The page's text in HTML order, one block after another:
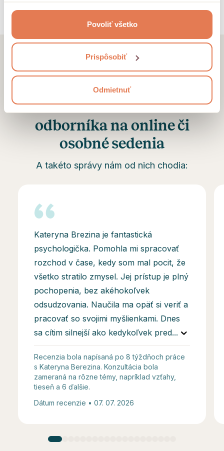
keď ste používali ich služby.
Povoliť všetko
Prispôsobiť
Odmietnuť
Hedepy pomohlo už viac ako
50 000 klientom nájsť
dobrého a kvalifikovaného
odborníka na online či
osobné sedenia
A takéto správy nám od nich chodia:
Kateryna Brezina je fantastická
psychologička. Pomohla mi spracovať
rozchod v čase, kedy som mal pocit, že
všetko stratilo zmysel. Jej prístup je plný
pochopenia, bez akéhokoľvek
odsudzovania. Naučila ma opäť si veriť a
pracovať so svojimi myšlienkami. Dnes
sa cítim silnejší ako kedykoľvek pred...
Recenzia bola napísaná po 8 týždňoch práce
s Kateryna Berezina. Konzultácia bola
zameraná na rôzne témy, napríklad vzťahy,
tieseň a 6 ďalšie.
Dátum recenzie • 07. 07. 2026